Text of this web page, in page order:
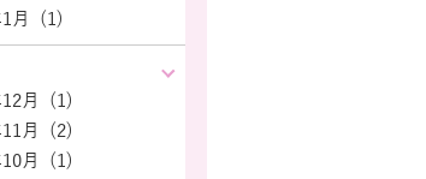
1月 (1)
12月 (1)
11月 (2)
10月 (1)